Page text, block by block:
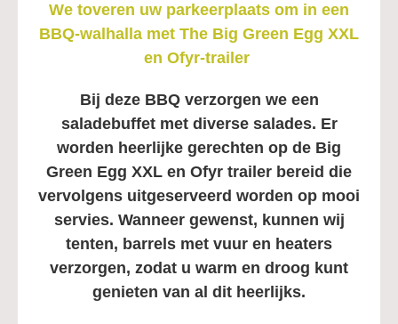
We toveren uw parkeerplaats om in een
BBQ-walhalla met The Big Green Egg XXL
en Ofyr-trailer
Bij deze BBQ verzorgen we een
saladebuffet met diverse salades. Er
worden heerlijke gerechten op de Big
Green Egg XXL en Ofyr trailer bereid die
vervolgens uitgeserveerd worden op mooi
servies. Wanneer gewenst, kunnen wij
tenten, barrels met vuur en heaters
verzorgen, zodat u warm en droog kunt
genieten van al dit heerlijks.